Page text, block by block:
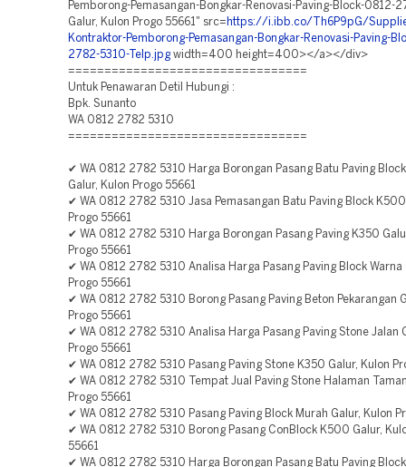
Pemborong-Pemasangan-Bongkar-Renovasi-Paving-Block-0812-
Galur, Kulon Progo 55661" src= https://i.ibb.co/Th6P9pG/
Kontraktor-Pemborong-Pemasangan-Bongkar-Renovasi-Paving-
2782-5310-Telp.jpgwidth=400 height=400></a></div>
=================================
Untuk Penawaran Detil Hubungi :
Bpk. Sunanto
WA 0812 2782 5310
=================================
✔ WA 0812 2782 5310 Harga Borongan Pasang Batu Paving
Galur, Kulon Progo 55661
✔ WA 0812 2782 5310 Jasa Pemasangan Batu Paving Block
Progo 55661
✔ WA 0812 2782 5310 Harga Borongan Pasang Paving K350
Progo 55661
✔ WA 0812 2782 5310 Analisa Harga Pasang Paving Block Warna
Progo 55661
✔ WA 0812 2782 5310 Borong Pasang Paving Beton Pekarangan
Progo 55661
✔ WA 0812 2782 5310 Analisa Harga Pasang Paving Stone Jalan
Progo 55661
✔ WA 0812 2782 5310 Pasang Paving Stone K350 Galur, Kulon
✔ WA 0812 2782 5310 Tempat Jual Paving Stone Halaman
Progo 55661
✔ WA 0812 2782 5310 Pasang Paving Block Murah Galur, Kulon
✔ WA 0812 2782 5310 Borong Pasang ConBlock K500 Galur,
55661
✔ WA 0812 2782 5310 Harga Borongan Pasang Batu Paving